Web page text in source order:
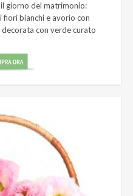
giorno del matrimonio:
bianchi e avorio con
con verde curato